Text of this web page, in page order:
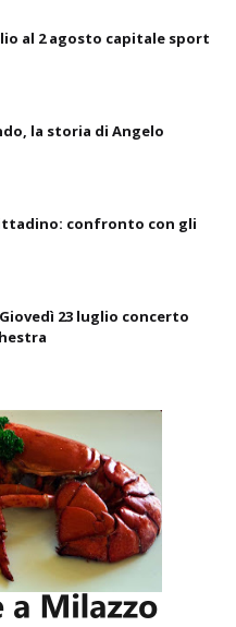
al 2 agosto capitale sport
la storia di Angelo
confronto con gli
23 luglio concerto